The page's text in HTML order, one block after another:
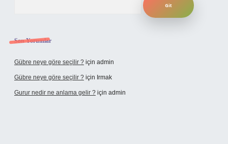
Son Yorumlar
Gübre neye göre seçilir ? için admin
Gübre neye göre seçilir ? için Irmak
Gurur nedir ne anlama gelir ? için admin